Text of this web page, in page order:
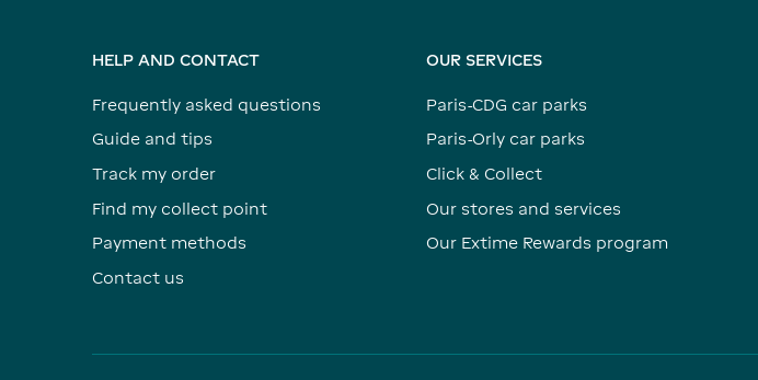
HELP AND CONTACT
Frequently asked questions
Guide and tips
Track my order
Find my collect point
Payment methods
Contact us
OUR SERVICES
Paris-CDG car parks
Paris-Orly car parks
Click & Collect
Our stores and services
Our Extime Rewards program